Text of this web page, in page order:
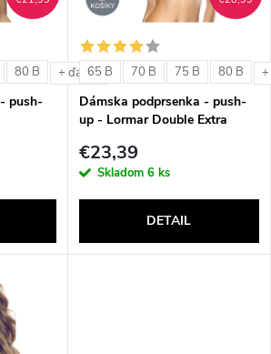
80 B + ďalšie
push-
65 B 70 B 75 B 80 B
Dámska podprsenka - push-
up - Lormar Double Extra
€23,39
Skladom 6 ks
DETAIL